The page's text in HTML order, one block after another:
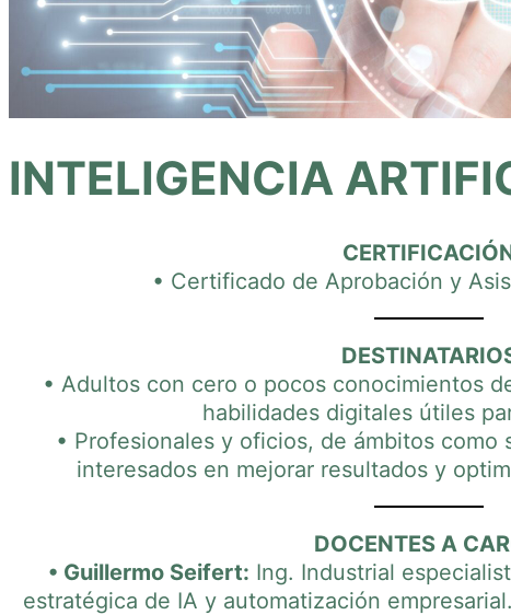
INTELIGENCIA
• Certificado de Aprobación y
• Adultos con cero o pocos conocimientos
habilidades digitales útiles
• Profesionales y oficios, de ámbitos como
interesados en mejorar resultados y
DOCENTES A
• Guillermo Seifert: Ing. Industrial
estratégica de IA y automatización